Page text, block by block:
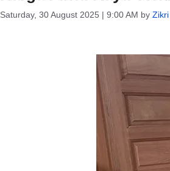
Saturday, 30 August 2025 | 9:00 AM by